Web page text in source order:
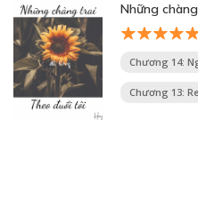
Những
Chương 14:
Chương 13: